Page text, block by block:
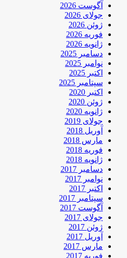
آگوست 2026
جولای 2026
ژوئن 2026
فوریه 2026
ژانویه 2026
دسامبر 2025
نوامبر 2025
اکتبر 2025
سپتامبر 2025
اکتبر 2020
ژوئن 2020
ژانویه 2020
جولای 2019
آوریل 2018
مارس 2018
فوریه 2018
ژانویه 2018
دسامبر 2017
نوامبر 2017
اکتبر 2017
سپتامبر 2017
آگوست 2017
جولای 2017
ژوئن 2017
آوریل 2017
مارس 2017
فوریه 2017